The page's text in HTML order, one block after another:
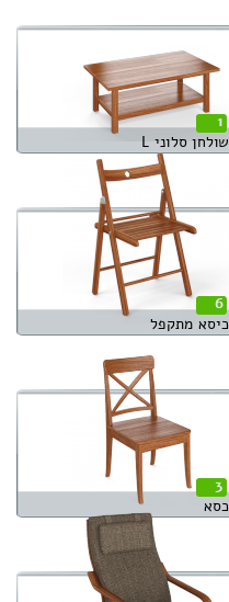
1
שולחן סלוני L
6
כיסא מתקפל
3
כסא